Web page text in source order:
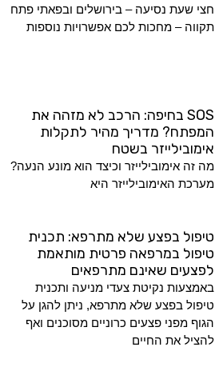
חצי שעת נסיעה – בירושלים ובפאתי פתח
תקווה – מחכות לכם אפשרויות נוספות
SOS בחיפה: הרכב לא מזהה את
המפתח? מדריך מהיר לתקלות
אימובילייזר בשטח
מה זה אימובילייזר וכיצד הוא מונע הנעה?
מערכת האימובילייזר היא
טיפול בפצע שלא מתרפא: תכנית
טיפול במרפאה פרטית מותאמת
לפצעים שאינם מתרפאים
באמצעות נקיטת צעדי מניעה ותכנית
טיפול בפצע שלא מתרפא, ניתן להגן על
הגוף מפני פצעים כרוניים מסוכנים ואף
להציל את החיים